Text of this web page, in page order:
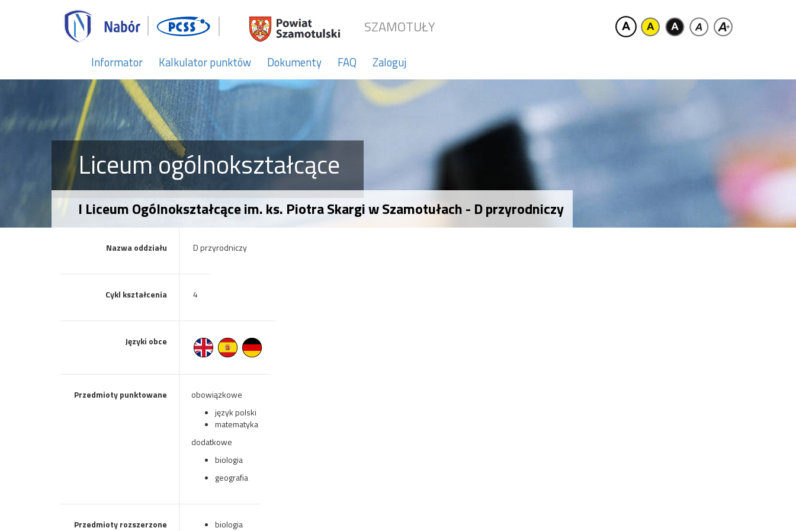
SZAMOTUŁY
Informator Kalkulator punktów Dokumenty FAQ Zaloguj
Liceum ogólnokształcące
I Liceum Ogólnokształcące im. ks. Piotra Skargi w Szamotułach - D przyrodniczy
Nazwa oddziału D przyrodniczy
Cykl kształcenia 4
Języki obce
Przedmioty punktowane
obowiązkowe
język polski
matematyka
dodatkowe
biologia
geografia
Przedmioty rozszerzone
biologia